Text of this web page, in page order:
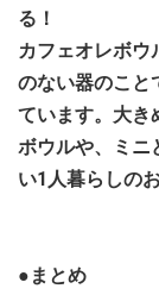
る！
カフェオレボウ
のない器のこと
ています。大き
ボウルや、ミニ
い1人暮らしの
●まとめ